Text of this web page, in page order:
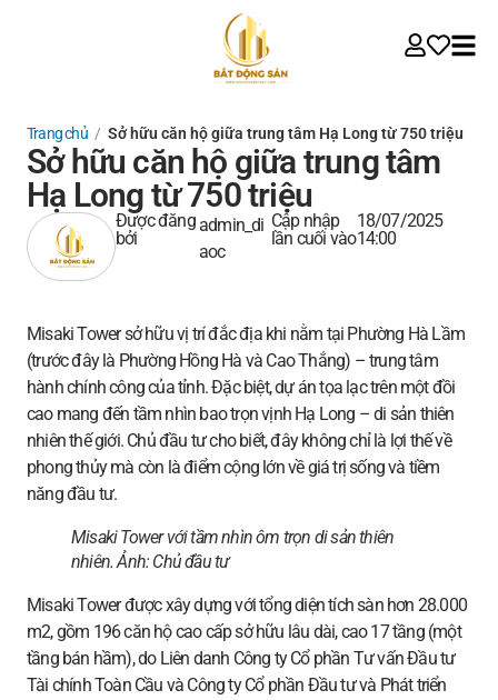
Trang chủ / Sở hữu căn hộ giữa trung tâm Hạ Long từ 750 triệu
Sở hữu căn hộ giữa trung tâm
Hạ Long từ 750 triệu
Được đăng
bởi
admin_di
aoc
Cập nhập
lần cuối vào
18/07/2025
14:00
Misaki Tower sở hữu vị trí đắc địa khi nằm tại Phường Hà Lầm
(trước đây là Phường Hồng Hà và Cao Thắng) – trung tâm
hành chính công của tỉnh. Đặc biệt, dự án tọa lạc trên một đồi
cao mang đến tầm nhìn bao trọn vịnh Hạ Long – di sản thiên
nhiên thế giới. Chủ đầu tư cho biết, đây không chỉ là lợi thế về
phong thủy mà còn là điểm cộng lớn về giá trị sống và tiềm
năng đầu tư.
Misaki Tower với tầm nhìn ôm trọn di sản thiên
nhiên. Ảnh:Chủ đầu tư
Misaki Tower được xây dựng với tổng diện tích sàn hơn 28.000
m2, gồm 196 căn hộ cao cấp sở hữu lâu dài, cao 17 tầng (một
tầng bán hầm), do Liên danh Công ty Cổ phần Tư vấn Đầu tư
Tài chính Toàn Cầu và Công ty Cổ phần Đầu tư và Phát triển